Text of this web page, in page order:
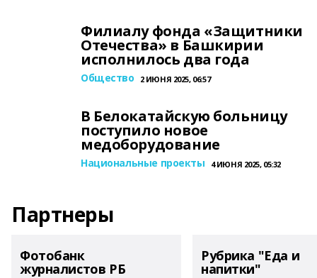
Филиалу фонда «Защитники
Отечества» в Башкирии
исполнилось два года
Общество 2 ИЮНЯ 2025, 06:57
В Белокатайскую больницу
поступило новое
медоборудование
Национальные проекты 4 ИЮНЯ 2025, 05:32
Партнеры
Фотобанк
журналистов РБ
Рубрика "Еда и
напитки"